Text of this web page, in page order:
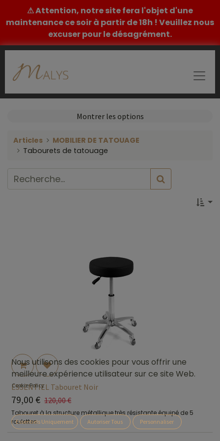
⚠ Attention, notre site fera l'objet d'une
maintenance ce soir à partir de 18h ! Veuillez nous
excuser pour le désagrément.
Montrer les options
Articles
MOBILIER DE TATOUAGE
Tabourets de tatouage
ESSENTIEL Tabouret Noir
79,00 € 120,00€
Tabouret à la structure métallique très résistante équipé de 5
roulettes.
Nous utilisons des cookies pour vous offrir une
meilleure expérience utilisateur sur ce site Web.
Cookie Policy
Essentiels Uniquement Autoriser Tous Personnaliser